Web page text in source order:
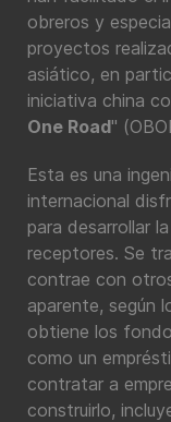
obreros y
proyectos
asiático, en
iniciativa china
One Road"
Esta es una
internacional
para desarrollar
receptores. Se
contrae con
aparente, según
obtiene los
como un
contratar a
construirlo,